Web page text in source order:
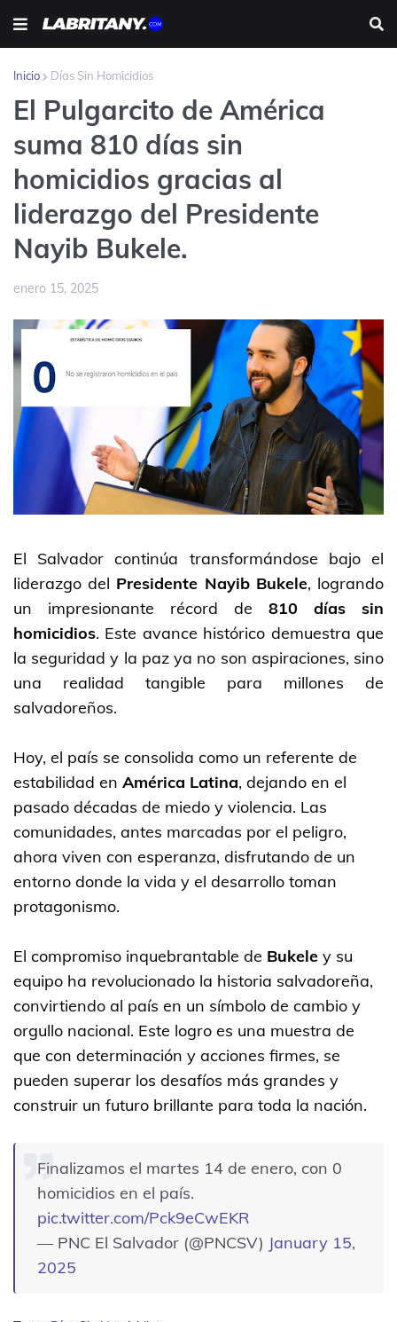
Inicio Días Sin Homicidios
El Pulgarcito de América
suma 810 días sin
homicidios gracias al
liderazgo del Presidente
Nayib Bukele.
enero 15, 2025
El Salvador continúa transformándose bajo el
liderazgo del Presidente Nayib Bukele, logrando
un impresionante récord de 810 días sin
homicidios. Este avance histórico demuestra que
la seguridad y la paz ya no son aspiraciones, sino
una realidad tangible para millones de
salvadoreños.
Hoy, el país se consolida como un referente de
estabilidad en América Latina, dejando en el
pasado décadas de miedo y violencia. Las
comunidades, antes marcadas por el peligro,
ahora viven con esperanza, disfrutando de un
entorno donde la vida y el desarrollo toman
protagonismo.
El compromiso inquebrantable de Bukele y su
equipo ha revolucionado la historia salvadoreña,
convirtiendo al país en un símbolo de cambio y
orgullo nacional. Este logro es una muestra de
que con determinación y acciones firmes, se
pueden superar los desafíos más grandes y
construir un futuro brillante para toda la nación.
Finalizamos el martes 14 de enero, con 0
homicidios en el país.
pic.twitter.com/Pck9eCwEKR
— PNC El Salvador (@PNCSV) January 15,
2025